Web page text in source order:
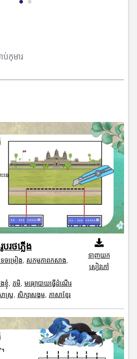
ប់កុមារ
រថភ្លើង
ចម្រៀង សកម្មភាពកសាង
ខ្ញុំ ភូមិ, មធ្យោបាយធ្វើដំណើរ
ាស្រ្ត សិក្សាសង្គម, ភាសាខ្មែរ
ទាញយក
សៀវភៅ